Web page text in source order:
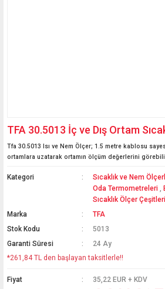
TFA 30.5013 İç ve Dış Ortam
Tfa 30.5013 Isı ve Nem Ölçer; 1.5 metre kablosu
ortamlara uzatarak ortamın ölçüm değerlerini
Kategori Sıcaklık ve Nem
Oda Termometreleri ,
Sıcaklık Ölçer Çeşitleri
Marka
TFA
Stok Kodu
5013
Garanti Süresi
24 Ay
*261,84 TL den başlayan taksitlerle!!
Fiyat 35,22 EUR + KDV